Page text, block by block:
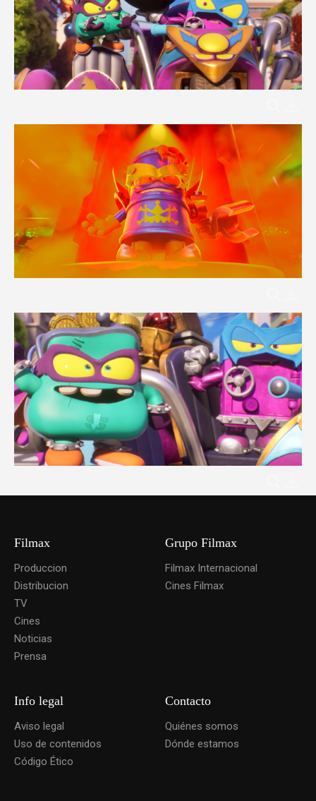
Filmax
Produccion
Distribucion
TV
Cines
Noticias
Prensa
Grupo Filmax
Filmax Internacional
Cines Filmax
Info legal
Aviso legal
Uso de contenidos
Código Ético
Contacto
Quiénes somos
Dónde estamos